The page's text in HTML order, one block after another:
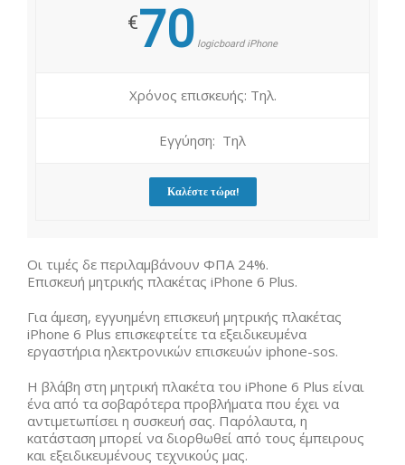
€70 logicboard iPhone
Χρόνος επισκευής: Τηλ.
Εγγύηση: Τηλ
Καλέστε τώρα!
Οι τιμές δε περιλαμβάνουν ΦΠΑ 24%.
Επισκευή μητρικής πλακέτας iPhone 6 Plus.
Για άμεση, εγγυημένη επισκευή μητρικής πλακέτας
iPhone 6 Plus επισκεφτείτε τα εξειδικευμένα
εργαστήρια ηλεκτρονικών επισκευών iphone-sos.
Η βλάβη στη μητρική πλακέτα του iPhone 6 Plus είναι
ένα από τα σοβαρότερα προβλήματα που έχει να
αντιμετωπίσει η συσκευή σας. Παρόλαυτα, η
κατάσταση μπορεί να διορθωθεί από τους έμπειρους
και εξειδικευμένους τεχνικούς μας.